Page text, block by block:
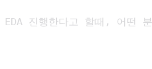
EDA 진행한다고 할때, 어떤